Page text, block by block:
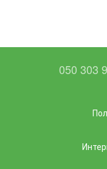
050 303